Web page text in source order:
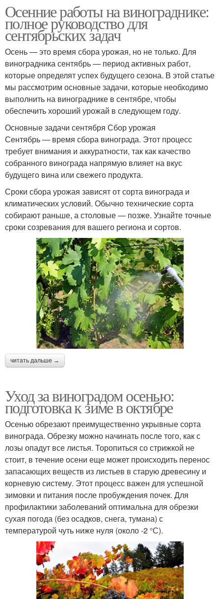
Осенние работы на винограднике:
полное руководство для
сентябрьских задач
Осень — это время сбора урожая, но не только. Для
виноградника сентябрь — период активных работ,
которые определят успех будущего сезона. В этой статье
мы рассмотрим основные задачи, которые необходимо
выполнить на винограднике в сентябре, чтобы
обеспечить хороший урожай в следующем году.
Основные задачи сентября Сбор урожая
Сентябрь — время сбора винограда. Этот процесс
требует внимания и аккуратности, так как качество
собранного винограда напрямую влияет на вкус
будущего вина или свежего продукта.
Сроки сбора урожая зависят от сорта винограда и
климатических условий. Обычно технические сорта
собирают раньше, а столовые — позже. Узнайте точные
сроки созревания для вашего региона и сортов.
читать дальше →
Уход за виноградом осенью:
подготовка к зиме в октябре
Осенью обрезают преимущественно укрывные сорта
винограда. Обрезку можно начинать после того, как с
лозы опадут все листья. Торопиться со стрижкой не
стоит, в течение осени еще может происходить перенос
запасающих веществ из листьев в старую древесину и
корневую систему. Этот процесс важен для успешной
зимовки и питания после пробуждения почек. Для
профилактики заболеваний оптимальна для обрезки
сухая погода (без осадков, снега, тумана) с
температурой чуть ниже нуля (около -2 °С).